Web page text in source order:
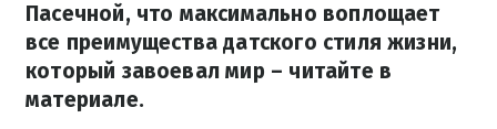
Пасечной, что максимально воплощает
все преимущества датского стиля жизни,
который завоевал мир – читайте в
материале.